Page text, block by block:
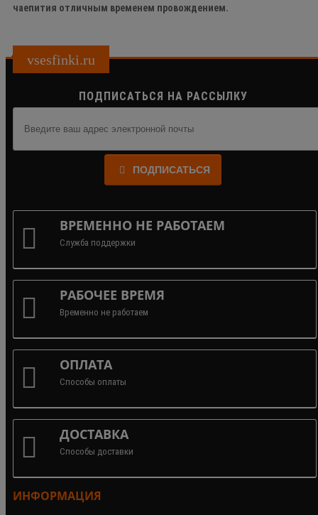
чаепития отличным временем провождением.
vsesfinki.ru
ПОДПИСАТЬСЯ НА РАССЫЛКУ
ПОДПИСАТЬСЯ
ВРЕМЕННО НЕ РАБОТАЕМ
Служба поддержки
РАБОЧЕЕ ВРЕМЯ
Временно не работаем
ОПЛАТА
Способы оплаты
ДОСТАВКА
Способы доставки
ИНФОРМАЦИЯ